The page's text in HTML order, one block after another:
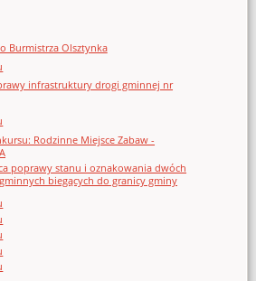
Burmistrza Olsztynka
infrastruktury drogi gminnej nr
Rodzinne Miejsce Zabaw -
poprawy stanu i oznakowania dwóch
biegących do granicy gminy